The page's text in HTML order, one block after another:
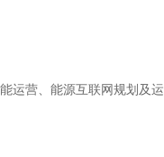
运营、能源互联网规划及